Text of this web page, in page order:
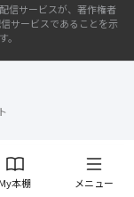
My本棚 メニュー
信サービスが、著作権者
サービスであることを示
。